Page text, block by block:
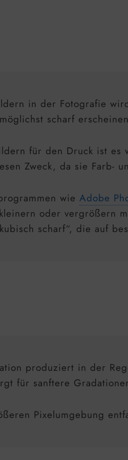
in der Fotografie
scharf
für den Druck ist
Zweck, da sie Farb-
wie Adobe
oder vergrößern
scharf“, die auf
produziert in der
für sanftere
Pixelumgebung